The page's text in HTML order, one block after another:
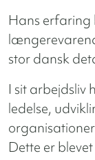
Hans erfaring
stor dansk
I sit arbejdsliv
ledelse,
Dette er